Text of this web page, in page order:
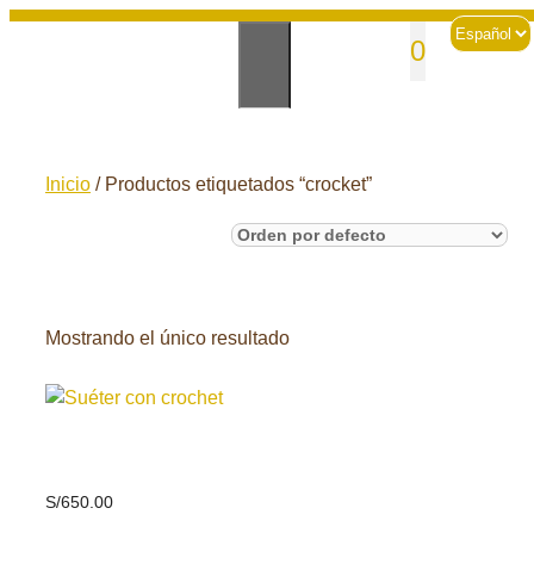
Skip
Choose
a
0
Inicio / Productos etiquetados “crocket”
Mostrando el único resultado
S/650.00